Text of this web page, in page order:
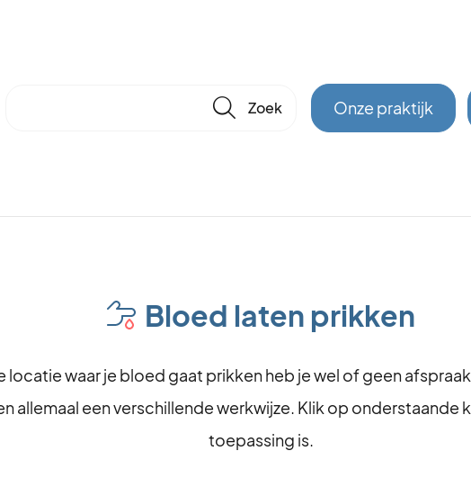
🔎 Onze praktijk
Bloed laten prikken
locatie waar je bloed gaat prikken heb je wel of geen
allemaal een verschillende werkwijze. Klik op onderstaande
toepassing is.